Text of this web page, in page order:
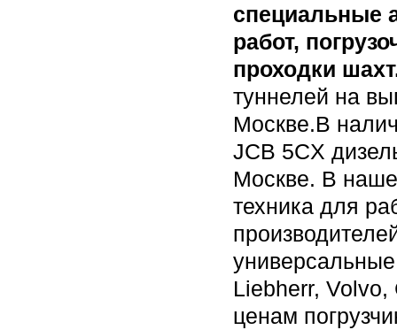
специальные
работ,
проходки
туннелей на
Москве.В
JCB 5CX
Москве. В
техника для
универсальные
Liebherr,
ценам